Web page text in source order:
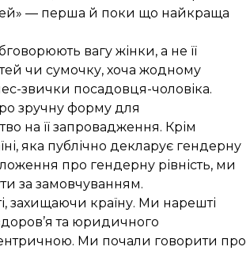
— перша й поки що найкраща
вагу жінки, а не її
чи сумочку, хоча жодному
звички посадовця-чоловіка.
зручну форму для
на її запровадження. Крім
яка публічно декларує гендерну
про гендерну рівність, ми
за замовчуванням.
захищаючи країну. Ми нарешті
та юридичного
Ми почали говорити про